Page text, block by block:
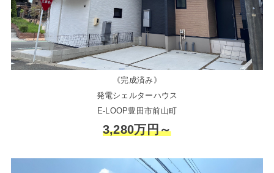
《完成済み》
発電シェルターハウス
E-LOOP豊田市前山町
3,280万円～